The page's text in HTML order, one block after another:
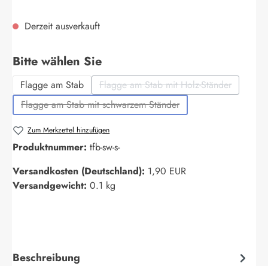
Derzeit ausverkauft
Bitte wählen Sieauswählen
Flagge am Stab Flagge am Stab mit Holz-Ständer
(Diese Option ist zurzeit
Flagge am Stab mit schwarzem Ständer
(Diese Option ist zurzeit nicht verfügbar.)
Zum Merkzettel hinzufügen
Produktnummer: tfb-sw-s-
Versandkosten (Deutschland): 1,90 EUR
Versandgewicht: 0.1 kg
Beschreibung